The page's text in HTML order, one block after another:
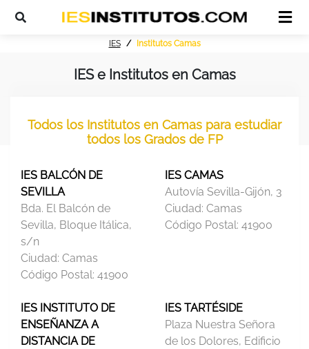
IES Institutos Camas
IES e Institutos en Camas
Todos los Institutos en Camas para estudiar
todos los Grados de FP
IES BALCÓN DE
SEVILLA
Bda. El Balcón de
Sevilla, Bloque Itálica,
s/n
Ciudad: Camas
Código Postal: 41900
IES CAMAS
Autovía Sevilla-Gijón, 3
Ciudad: Camas
Código Postal: 41900
IES INSTITUTO DE
ENSEÑANZA A
DISTANCIA DE
IES TARTÉSIDE
Plaza Nuestra Señora
de los Dolores, Edificio